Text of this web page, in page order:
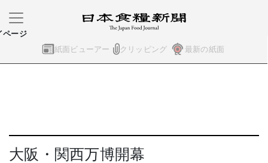
紙面ビューアー クリッピング 最新の紙面
ページ
大阪・関西万博開幕